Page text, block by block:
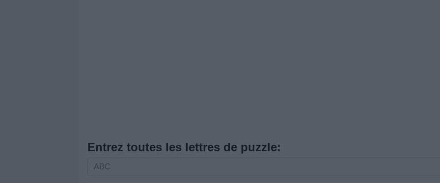
Entrez toutes les lettres de puzzle:
Entrez